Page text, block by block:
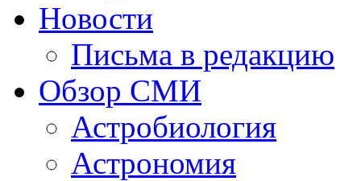
Новости
Письма в редакцию
Обзор СМИ
Астробиология
Астрономия